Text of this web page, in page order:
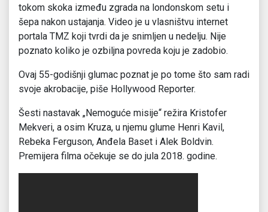
tokom skoka između zgrada na londonskom setu i
šepa nakon ustajanja. Video je u vlasništvu internet
portala TMZ koji tvrdi da je snimljen u nedelju. Nije
poznato koliko je ozbiljna povreda koju je zadobio.
Ovaj 55-godišnji glumac poznat je po tome što sam radi
svoje akrobacije, piše Hollywood Reporter.
Šesti nastavak „Nemoguće misije“ režira Kristofer
Mekveri, a osim Kruza, u njemu glume Henri Kavil,
Rebeka Ferguson, Anđela Baset i Alek Boldvin.
Premijera filma očekuje se do jula 2018. godine.